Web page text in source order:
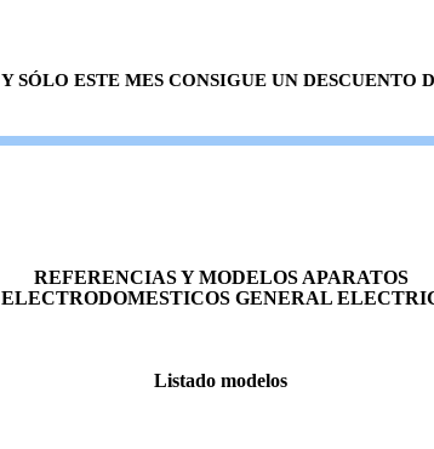
Y SÓLO ESTE MES CONSIGUE UN DESCUENTO
REFERENCIAS Y MODELOS APARATOS
ELECTRODOMESTICOS GENERAL
Listado modelos